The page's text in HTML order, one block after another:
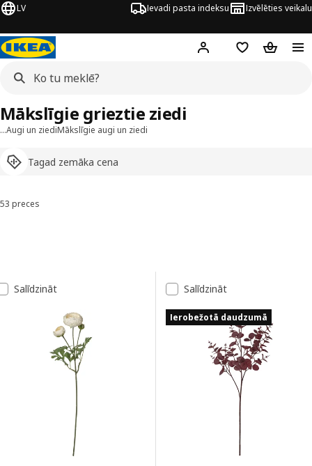
LV Ievadi pasta indeksu Izvēlēties veikalu
Hej! Pierakstīties
PirkumuPirkumu
…Augi un ziediMākslīgie augi un ziedi
Tagad zemāka cena
Mākslīgie grieztie ziedi
Kārtot un filtrēt
53 preces
Rezultātu saraksts
Salīdzināt Salīdzināt
Ierobežotā daudzumā